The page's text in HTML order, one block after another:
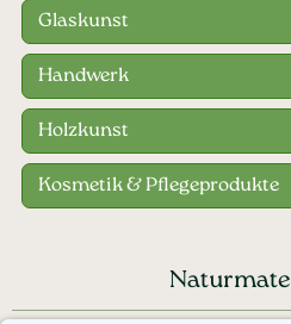
Glaskunst
Handwerk
Holzkunst
Kosmetik & Pflegeprodukte